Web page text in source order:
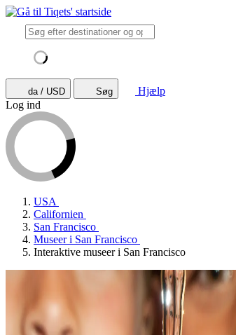
da / USD Søg
Hjælp
Log ind
USA
Californien
San Francisco
Museer i San Francisco
Interaktive museer i San Francisco